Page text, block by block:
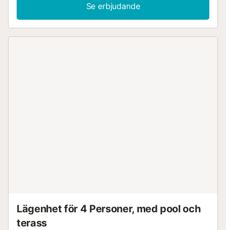
Se erbjudande
Lägenhet för 4 Personer, med pool och
terass